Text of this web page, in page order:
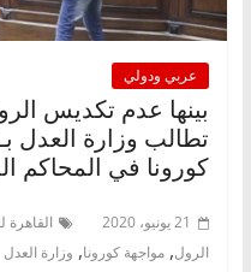
عربي ودولي
بينها عدم تكديس
كورونا في المحاكم
21 يونيو، 2020 القاهرة
الرول, مواجهة كورونا, وزارة العدل